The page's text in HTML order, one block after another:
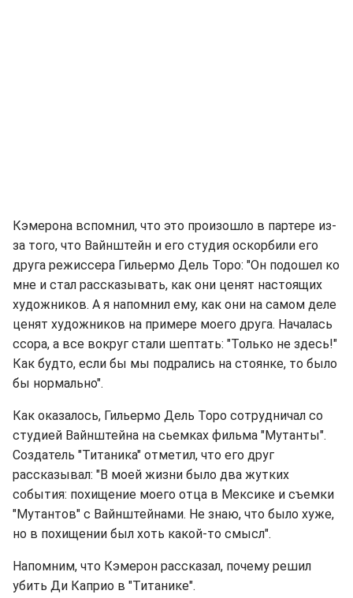
Кэмерона вспомнил, что это произошло в партере из-
за того, что Вайнштейн и его студия оскорбили его
друга режиссера Гильермо Дель Торо: "Он подошел ко
мне и стал рассказывать, как они ценят настоящих
художников. А я напомнил ему, как они на самом деле
ценят художников на примере моего друга. Началась
ссора, а все вокруг стали шептать: "Только не здесь!"
Как будто, если бы мы подрались на стоянке, то было
бы нормально".
Как оказалось, Гильермо Дель Торо сотрудничал со
студией Вайнштейна на сьемках фильма "Мутанты".
Создатель "Титаника" отметил, что его друг
рассказывал: "В моей жизни было два жутких
события: похищение моего отца в Мексике и съемки
"Мутантов" с Вайнштейнами. Не знаю, что было хуже,
но в похищении был хоть какой-то смысл".
Напомним, что Кэмерон рассказал, почему решил
убить Ди Каприо в "Титанике".